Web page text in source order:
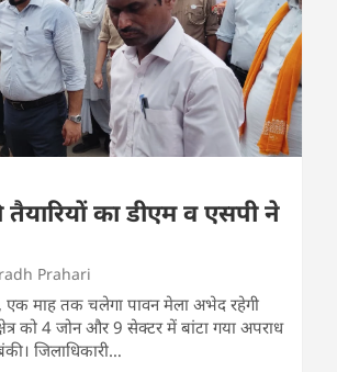
का डीएम व एसपी ने
Prahari
एक माह तक चलेगा पावन मेला अभेद रहेगी
को 4 जोन और 9 सेक्टर में बांटा गया अपराध
जिलाधिकारी…